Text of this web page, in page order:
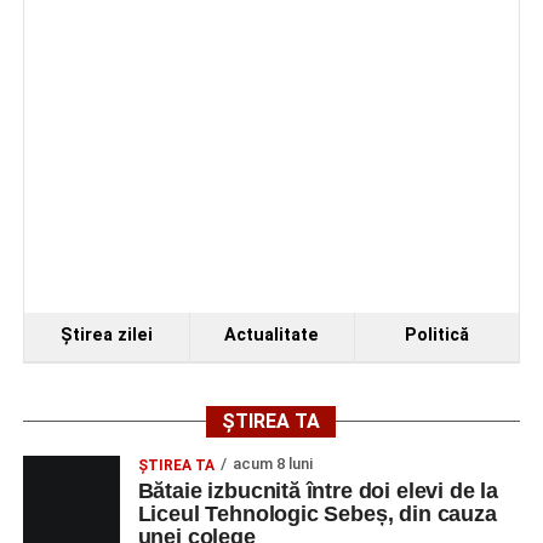
Ştirea zilei Actualitate Politică
ȘTIREA TA
ŞTIREA TA acum 8 luni
Bătaie izbucnită între doi elevi de la
Liceul Tehnologic Sebeș, din cauza
unei colege